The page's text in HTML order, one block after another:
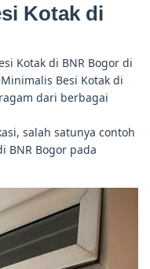
Kotak di
Kotak di BNR Bogor di
Besi Kotak di
dari berbagai
salah satunya contoh
BNR Bogor pada